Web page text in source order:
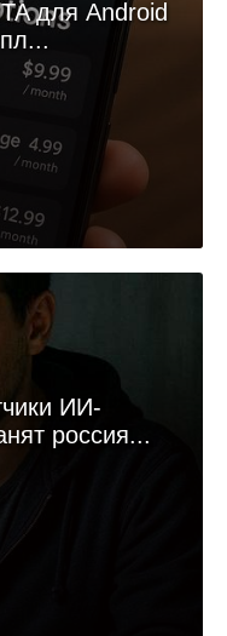
для Android
ИИ-
россия...